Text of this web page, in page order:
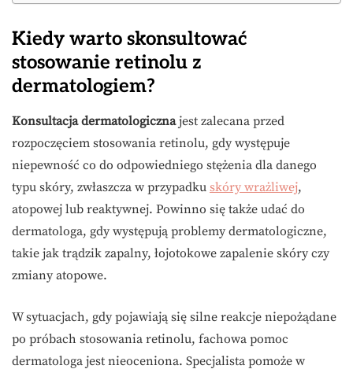
Kiedy warto skonsultować
stosowanie retinolu z
dermatologiem?
Konsultacja dermatologicznajest zalecana przed
rozpoczęciem stosowania retinolu, gdy występuje
niepewność co do odpowiedniego stężenia dla danego
typu skóry, zwłaszcza w przypadku skóry wrażliwej,
atopowej lub reaktywnej. Powinno się także udać do
dermatologa, gdy występują problemy dermatologiczne,
takie jak trądzik zapalny, łojotokowe zapalenie skóry czy
zmiany atopowe.
W sytuacjach, gdy pojawiają się silne reakcje niepożądane
po próbach stosowania retinolu, fachowa pomoc
dermatologa jest nieoceniona. Specjalista pomoże w